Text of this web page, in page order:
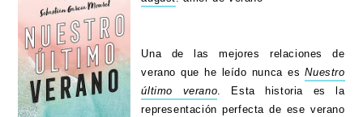
Una de las mejores relaciones de
verano que he leído nunca esNuestro
último verano. Esta historia es la
representación perfecta de ese verano